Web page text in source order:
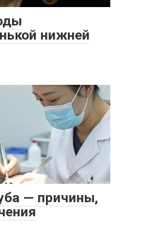
нижней
— причины,